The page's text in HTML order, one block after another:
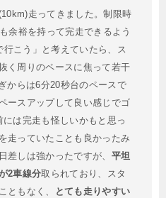
走ってきました。制限時
余裕を持って完走できるよう
こう」と考えていたら、ス
く周りのペースに焦って若干
からは6分20秒台のペースで
ースアップして良い感じでゴ
は完走も怪しいかもと思っ
走っていたことも良かったみ
差しは強かったですが、 平坦
2車線分取られており、スタ
ともなく、
とても走りやすい